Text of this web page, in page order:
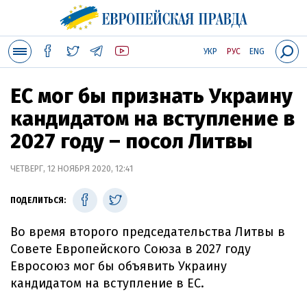
УКР РУС ENG
ЕС мог бы признать Украину
кандидатом на вступление в
2027 году – посол Литвы
ЧЕТВЕРГ, 12 НОЯБРЯ 2020, 12:41
ПОДЕЛИТЬСЯ:
Во время второго председательства Литвы в
Совете Европейского Союза в 2027 году
Евросоюз мог бы объявить Украину
кандидатом на вступление в ЕС.